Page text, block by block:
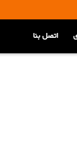
اتصل بنا